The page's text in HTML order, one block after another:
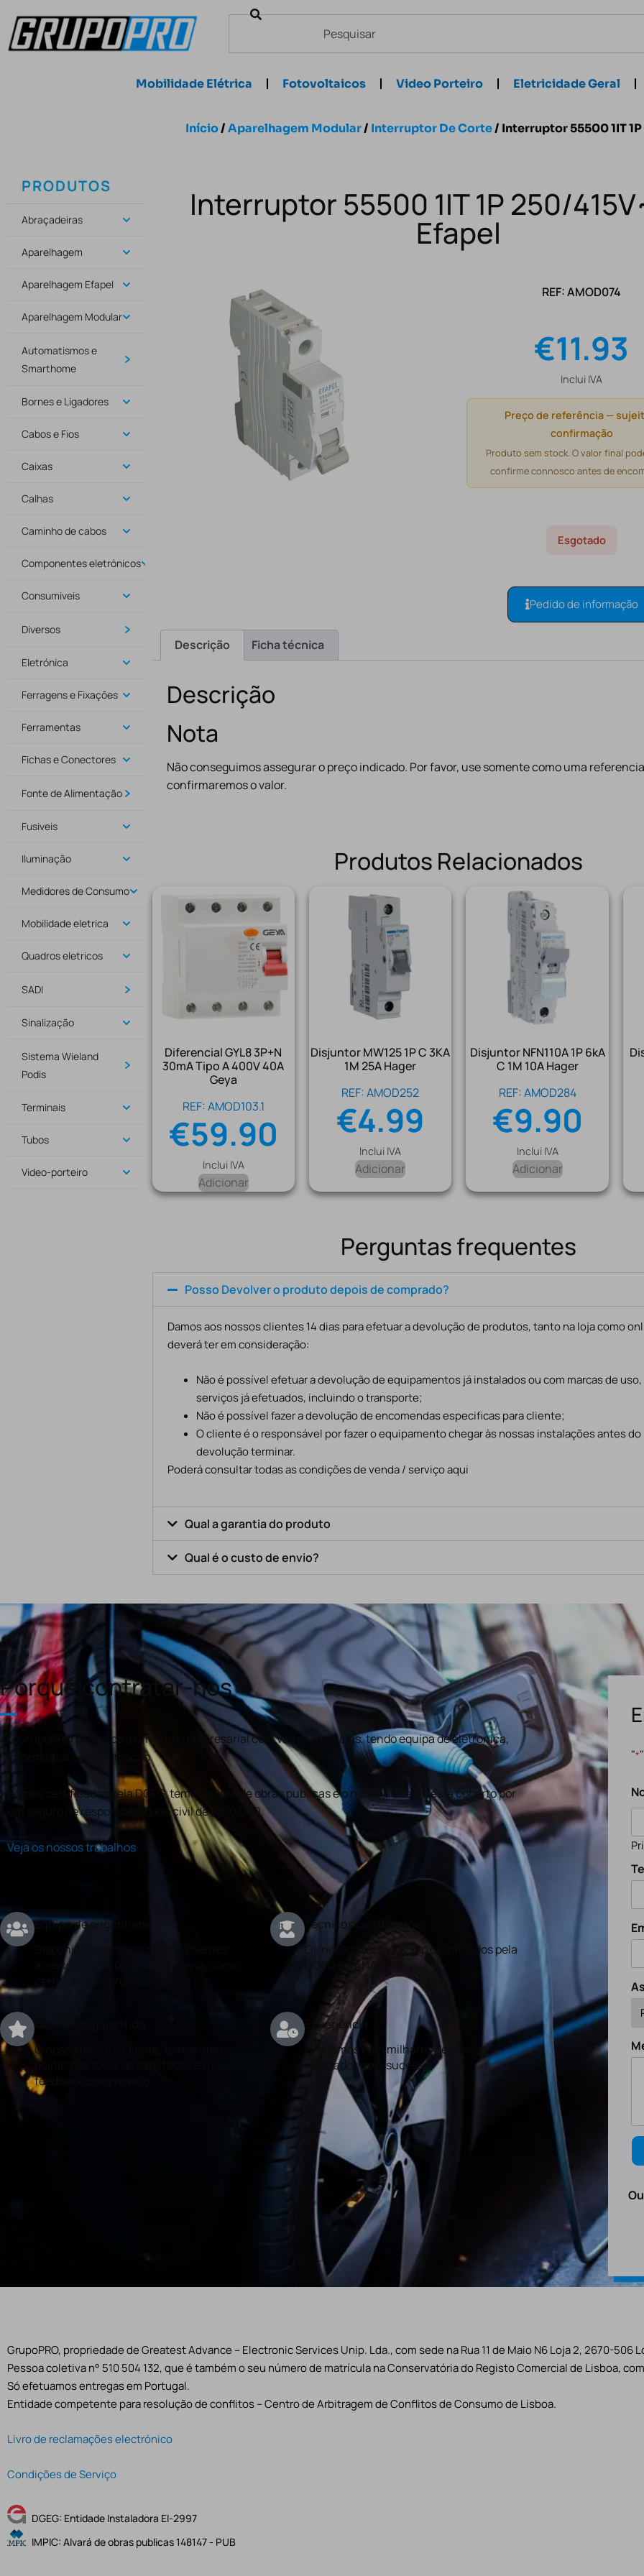
Mobilidade Elétrica Fotovoltaicos Video Porteiro Eletricidade Geral
Início/Aparelhagem Modular/ Interruptor De Corte/ Interruptor 55500 1IT
PRODUTOS
Abraçadeiras
Aparelhagem
Aparelhagem Efapel
Aparelhagem Modular
Automatismos e
Smarthome
Bornes e Ligadores
Cabos e Fios
Caixas
Calhas
Caminho de cabos
Componentes eletrónicos
Consumiveis
Diversos
Eletrónica
Ferragens e Fixações
Ferramentas
Fichas e Conectores
Fonte de Alimentação
Fusiveis
Iluminação
Medidores de Consumo
Mobilidade eletrica
Quadros eletricos
SADI
Sinalização
Sistema Wieland
Podis
Terminais
Tubos
Video-porteiro
Interruptor 55500 1IT 1P 250/
Efapel
REF: AMOD074
€11.93
Inclui IVA
Preço de referência —
confirmação
Produto sem stock. O valor final
confirme connosco antes de
Esgotado
Pedido de informação
Descrição Ficha técnica
Descrição
Nota
Não conseguimos assegurar o preço indicado. Por favor, use somente como uma
confirmaremos o valor.
Produtos Relacionados
Diferencial GYL8 3P+N
30mA Tipo A 400V 40A
Geya
REF: AMOD103.1
€59.90
Inclui IVA
Adicionar
Disjuntor MW125 1P C 3KA
1M 25A Hager
REF: AMOD252
€4.99
Inclui IVA
Adicionar
Disjuntor NFN110A 1P 6kA
C 1M 10A Hager
REF: AMOD284
€9.90
Inclui IVA
Adicionar
Perguntas frequentes
Posso Devolver o produto depois de comprado?
Damos aos nossos clientes 14 dias para efetuar a devolução de produtos, tanto na loja como
deverá ter em consideração:
Não é possível efetuar a devolução de equipamentos já instalados ou com marcas de
serviços já efetuados, incluindo o transporte;
Não é possível fazer a devolução de encomendas especificas para cliente;
O cliente é o responsável por fazer o equipamento chegar às nossas instalações antes
devolução terminar.
Poderá consultar todas as condições de venda / serviço aqui
Qual a garantia do produto
Qual é o custo de envio?
Porquê contratar-nos
O GrupoPRO pertence a um grupo empresarial com várias valências, tendo equipa de eletronica,
informática e programação.
Somos certificados pela DGEG, temos alvará de obras publicas e o nosso trabalho está coberto por
um seguro de responsabilidade civil de €100.000.
Veja os nossos trabalhos
Equipa de engenharia
Disponibilizamos aos nossos clientes
acesso a serviços de engenharia, como
certificados e projetos.
Técnicos certificados
Os nossos técnicos são certificados pela
DGEG e a ANACOM
O nosso foco é o cliente, temos uma
politica de 100% de satisfação e o nosso
feedback comprova-o.
Experiência
Contamos com milhares de serviços
realizados com sucesso.
"*
GrupoPRO, propriedade de Greatest Advance – Electronic Services Unip. Lda., com sede na Rua 11 de Maio N6 Loja 2, 2670-506
Pessoa coletiva n° 510 504 132, que é também o seu número de matrícula na Conservatória do Registo Comercial de Lisboa,
Só efetuamos entregas em Portugal.
Entidade competente para resolução de conflitos – Centro de Arbitragem de Conflitos de Consumo de Lisboa.
Livro de reclamações electrónico
Condições de Serviço
DGEG: Entidade Instaladora EI-2997
IMPIC: Alvará de obras publicas 148147 - PUB